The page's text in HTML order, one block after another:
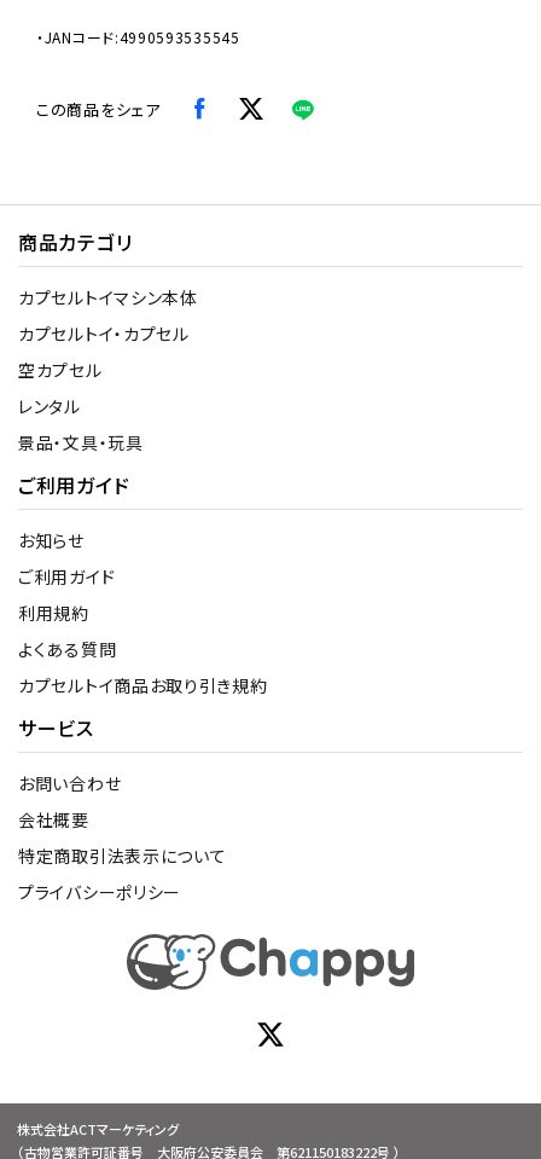
・JANコード:4990593535545
この商品をシェア
商品カテゴリ
カプセルトイマシン本体
カプセルトイ・カプセル
空カプセル
レンタル
景品・文具・玩具
ご利用ガイド
お知らせ
ご利用ガイド
利用規約
よくある質問
カプセルトイ商品お取り引き規約
サービス
お問い合わせ
会社概要
特定商取引法表示について
プライバシーポリシー
株式会社ACTマーケティング
（古物営業許可証番号 大阪府公安委員会 第621150183222号 ）